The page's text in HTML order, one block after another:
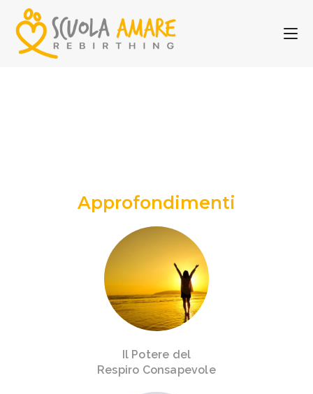
Approfondimenti
Il Potere del
Respiro Consapevole